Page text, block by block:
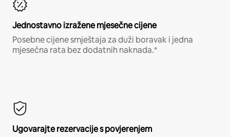
Jednostavno izražene mjesečne cijene
Posebne cijene smještaja za duži boravak i jedna
mjesečna rata bez dodatnih naknada.*
Ugovarajte rezervacije s povjerenjem